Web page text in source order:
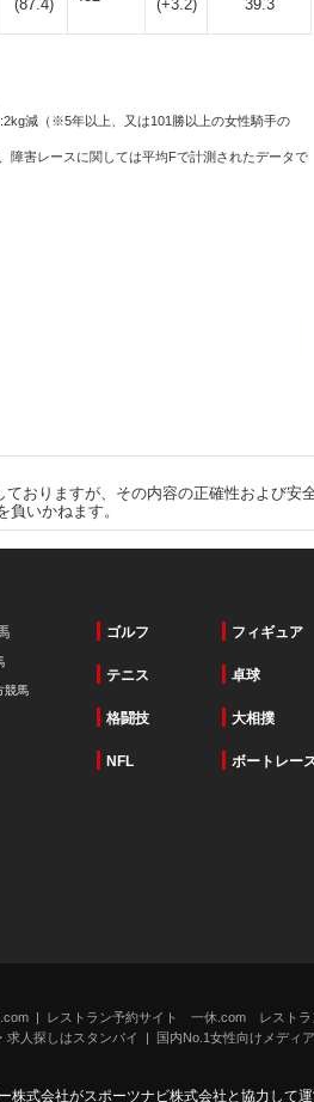
(87.4)
(+3.2)
39.3
:2kg減（※5年以上、又は101勝以上の女性騎手の
障害レースに関しては平均Fで計測されたデータで
おりますが、その内容の正確性および安
いかねます。
競馬
ゴルフ フィギュア
テニス 卓球
格闘技 大相撲
NFL ボートレー
レストラン予約サイト 一休.com レストラ
求人探しはスタンバイ
国内No.1女性向けメディ
式会社がスポーツナビ株式会社と協力して運